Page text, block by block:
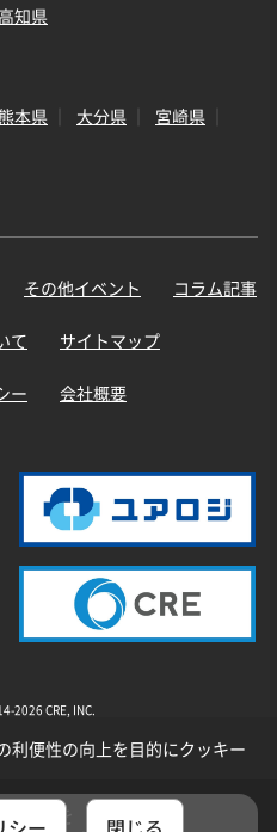
物件を
高知県
本県 大分県
宮崎県
その他イベント コラム記事
て サイトマップ
ー 会社概要
2026 CRE, INC.
利便性の向上を目的にクッキー